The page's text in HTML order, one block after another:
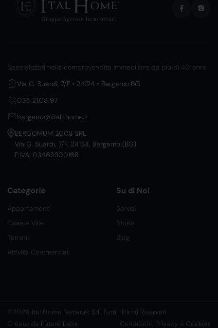
Specializzati nella compravendita immobiliare da più di 40 anni.
Via G. Suardi, 7/F • 24124 • Bergamo BG
035 21.08.97
bergamo@ital-home.it
BERGOMUM 2008 SRL
Via G. Suardi, 7/F, 24124, Bergamo (BG)
P.IVA: 03469300168
Categorie
Appartamenti
Case e Ville
Terreni
Attività Commerciali
Su di Noi
Servizi
Storia
Blog
©2026 Ital Home Network Srl. Tutti i Diritti Riservati.
Creato da Future Labs
Condizioni, Privacy e Cookies